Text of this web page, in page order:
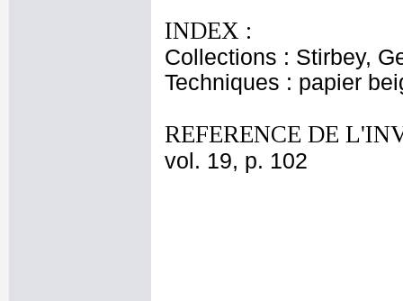
INDEX :
Collections : Stirbey,
Techniques : papier
REFERENCE DE
vol. 19, p. 102